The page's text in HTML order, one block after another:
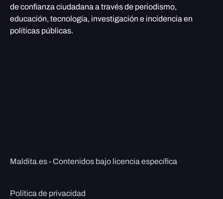
de confianza ciudadana a través de periodismo,
educación, tecnología, investigación e incidencia en
políticas públicas.
Maldita.es - Contenidos bajo licencia específica
Política de privacidad